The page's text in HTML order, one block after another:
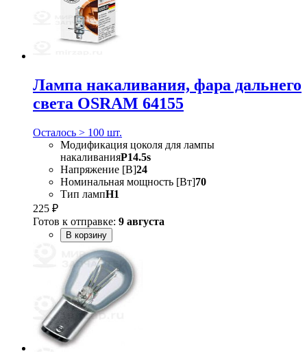
Лампа накаливания, фара дальнего
света OSRAM 64155
Осталось > 100 шт.
Модификация цоколя для лампы
накаливанияP14.5s
Напряжение [В]24
Номинальная мощность [Вт]70
Тип лампH1
225 ₽
Готов к отправке: 9 августа
В корзину